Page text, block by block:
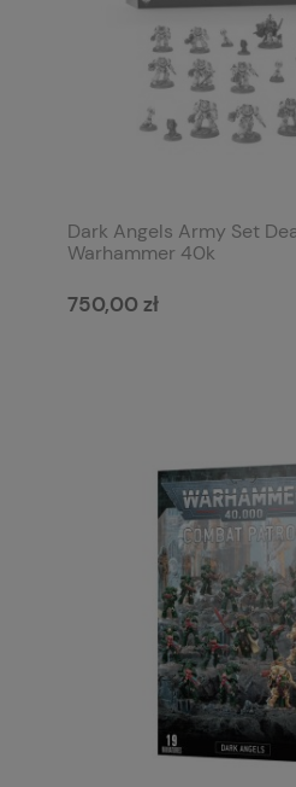
Dark Angels Army Set
Warhammer 40k
750,00 zł